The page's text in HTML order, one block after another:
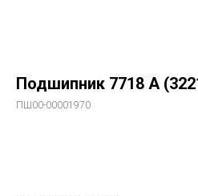
Подшипник 7718 А
ПШ00-00001970